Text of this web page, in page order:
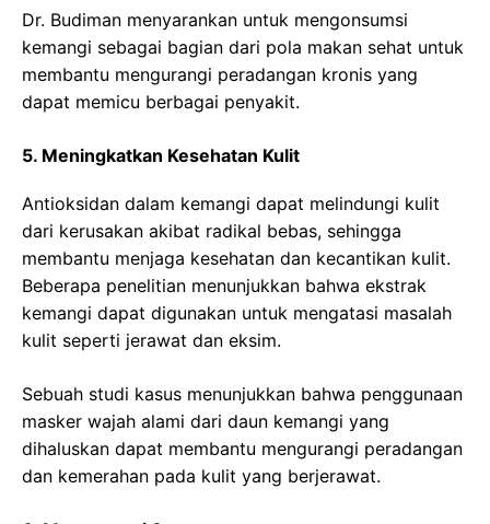
Dr. Budiman menyarankan untuk mengonsumsi
kemangi sebagai bagian dari pola makan sehat untuk
membantu mengurangi peradangan kronis yang
dapat memicu berbagai penyakit.
5. Meningkatkan Kesehatan Kulit
Antioksidan dalam kemangi dapat melindungi kulit
dari kerusakan akibat radikal bebas, sehingga
membantu menjaga kesehatan dan kecantikan kulit.
Beberapa penelitian menunjukkan bahwa ekstrak
kemangi dapat digunakan untuk mengatasi masalah
kulit seperti jerawat dan eksim.
Sebuah studi kasus menunjukkan bahwa penggunaan
masker wajah alami dari daun kemangi yang
dihaluskan dapat membantu mengurangi peradangan
dan kemerahan pada kulit yang berjerawat.